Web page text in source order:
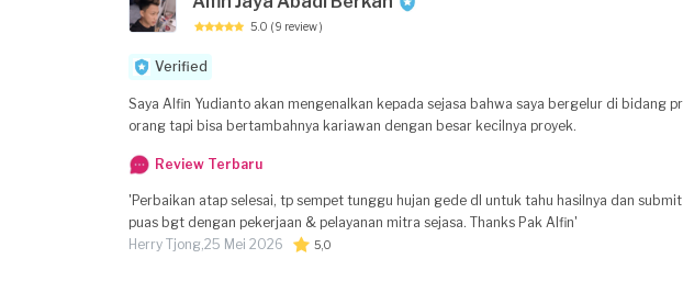
5.0 ( 9 review )
Verified
Saya Alfin Yudianto akan mengenalkan kepada sejasa bahwa saya bergelur di bidang
orang tapi bisa bertambahnya kariawan dengan besar kecilnya proyek.
Review Terbaru
'Perbaikan atap selesai, tp sempet tunggu hujan gede dl untuk tahu hasilnya dan
puas bgt dengan pekerjaan & pelayanan mitra sejasa. Thanks Pak Alfin'
Herry Tjong,25 Mei 2026 5,0